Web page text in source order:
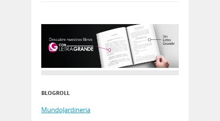
BLOGROLL
MundoJardineria